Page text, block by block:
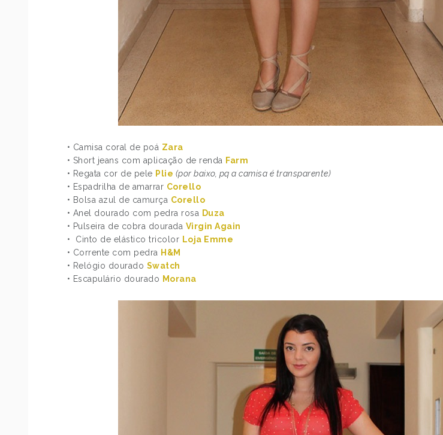
• Camisa coral de poá Zara
• Short jeans com aplicação de renda Farm
• Regata cor de pele Plie (por baixo, pq a camisa é transparente)
• Espadrilha de amarrar Corello
• Bolsa azul de camurça Corello
• Anel dourado com pedra rosa Duza
• Pulseira de cobra dourada Virgin Again
• Cinto de elástico tricolor Loja Emme
• Corrente com pedra H&M
• Relógio dourado Swatch
• Escapulário dourado Morana